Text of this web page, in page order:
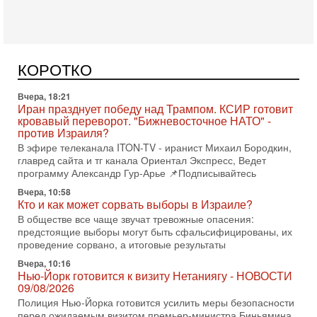
КОРОТКО
безопасности заявил, что Израиль готов самостоятельно
продолжить противостояние с Ираном, если США
Вчера, 18:21
Иран празднует победу над Трампом. КСИР готовит
кровавый переворот. "Бижневосточное НАТО" -
против Израиля?
В эфире телеканала ITON-TV - иранист Михаил Бородкин,
главред сайта и тг канала Ориентал Экспресс, Ведет
программу Александр Гур-Арье 📌Подписывайтесь
Вчера, 10:58
Кто и как может сорвать выборы в Израиле?
В обществе все чаще звучат тревожные опасения:
предстоящие выборы могут быть сфальсифицированы, их
проведение сорвано, а итоговые результаты
Вчера, 10:16
Нью-Йорк готовится к визиту Нетаниягу - НОВОСТИ
09/08/2026
Полиция Нью-Йорка готовится усилить меры безопасности